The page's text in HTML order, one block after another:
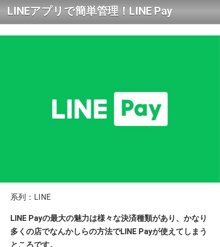
LINEアプリで簡単管理！LINE Pay
系列：LINE
LINE Payの最大の魅力は様々な決済種類があり、かなり
多くの店でなんかしらの方法でLINE Payが使えてしまう
ところです。